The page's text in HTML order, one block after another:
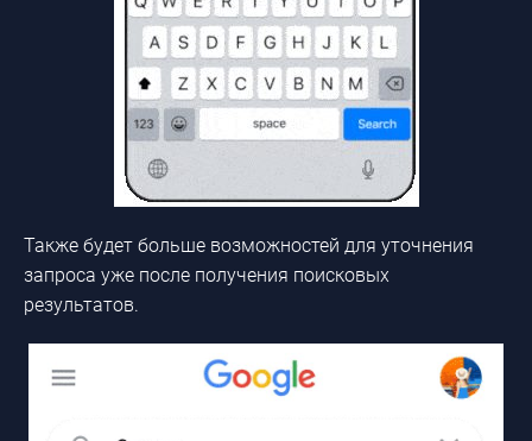
Также будет больше возможностей для уточнения
запроса уже после получения поисковых
результатов.